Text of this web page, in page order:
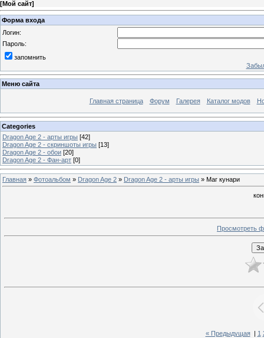
[Мой сайт]
Форма входа
Логин:
Пароль:
запомнить
Меню сайта
Главная страница Форум Галерея Каталог модов
Categories
Dragon Age 2 - арты игры [42]
Dragon Age 2 - скриншоты игры [13]
Dragon Age 2 - обои [20]
Dragon Age 2 - Фан-арт [0]
Главная » Фотоальбом » Dragon Age 2 » Dragon Age 2 - арты игры » Маг кунари
Просмотреть
« Предыдущая| 1